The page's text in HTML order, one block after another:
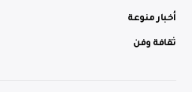
أخبار منوعة
ثقافة وفن